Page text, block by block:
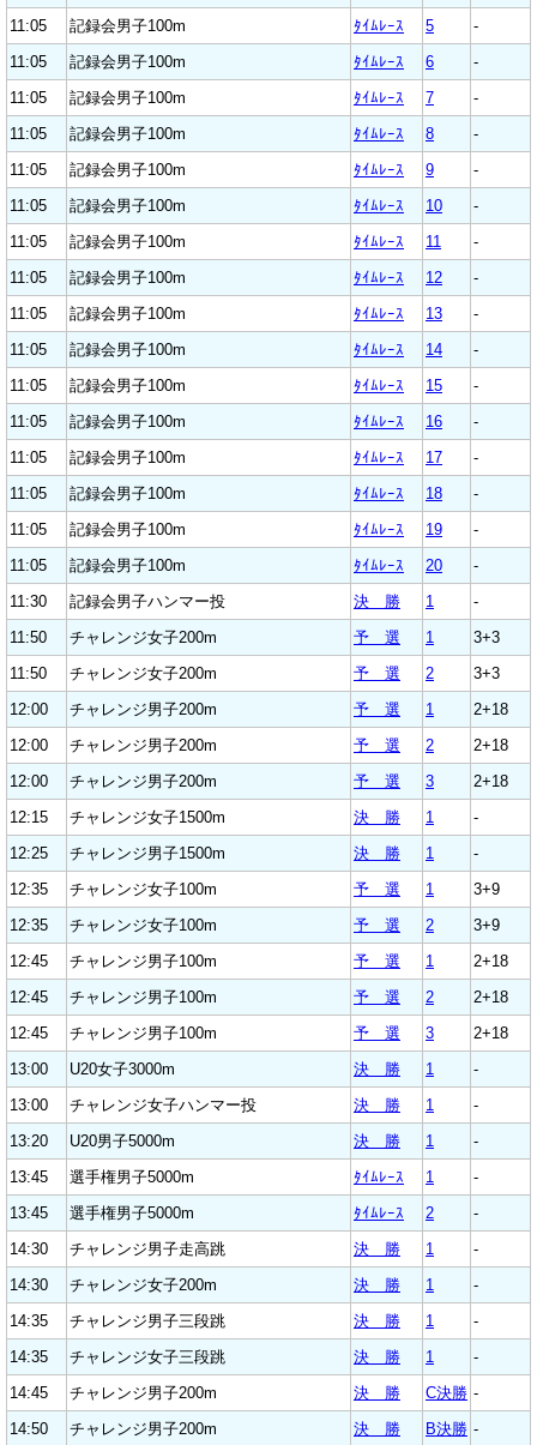
11:05
記録会男子100m ﾀｲﾑﾚｰｽ 5
-
11:05
記録会男子100m ﾀｲﾑﾚｰｽ 6
-
11:05
記録会男子100m ﾀｲﾑﾚｰｽ 7
-
11:05
記録会男子100m ﾀｲﾑﾚｰｽ 8
-
11:05
記録会男子100m ﾀｲﾑﾚｰｽ 9
-
11:05
記録会男子100m ﾀｲﾑﾚｰｽ 10
-
11:05
記録会男子100m ﾀｲﾑﾚｰｽ 11
-
11:05
記録会男子100m ﾀｲﾑﾚｰｽ 12
-
11:05
記録会男子100m ﾀｲﾑﾚｰｽ 13
-
11:05
記録会男子100m ﾀｲﾑﾚｰｽ 14
-
11:05
記録会男子100m ﾀｲﾑﾚｰｽ 15
-
11:05
記録会男子100m ﾀｲﾑﾚｰｽ 16
-
11:05
記録会男子100m ﾀｲﾑﾚｰｽ 17
-
11:05
記録会男子100m ﾀｲﾑﾚｰｽ 18
-
11:05
記録会男子100m ﾀｲﾑﾚｰｽ 19
-
11:05
記録会男子100m ﾀｲﾑﾚｰｽ 20
-
11:30
記録会男子ハンマー投 決 勝 1
-
11:50
チャレンジ女子200m 予 選 1
3+3
11:50
チャレンジ女子200m 予 選 2
3+3
12:00
チャレンジ男子200m 予 選 1
2+18
12:00
チャレンジ男子200m 予 選 2
2+18
12:00
チャレンジ男子200m 予 選 3
2+18
12:15
チャレンジ女子1500m 決 勝 1
-
12:25
チャレンジ男子1500m 決 勝 1
-
12:35
チャレンジ女子100m 予 選 1
3+9
12:35
チャレンジ女子100m 予 選 2
3+9
12:45
チャレンジ男子100m 予 選 1
2+18
12:45
チャレンジ男子100m 予 選 2
2+18
12:45
チャレンジ男子100m 予 選 3
2+18
13:00
U20女子3000m 決 勝 1
-
13:00
チャレンジ女子ハンマー投 決 勝 1
-
13:20
U20男子5000m 決 勝 1
-
13:45
選手権男子5000m ﾀｲﾑﾚｰｽ 1
-
13:45
選手権男子5000m ﾀｲﾑﾚｰｽ 2
-
14:30
チャレンジ男子走高跳 決 勝 1
-
14:30
チャレンジ女子200m 決 勝 1
-
14:35
チャレンジ男子三段跳 決 勝 1
-
14:35
チャレンジ女子三段跳 決 勝 1
-
14:45
チャレンジ男子200m 決 勝 C決勝 -
14:50
チャレンジ男子200m 決 勝 B決勝 -